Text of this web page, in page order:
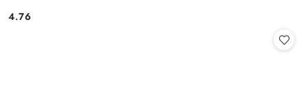
Cena:
4.76